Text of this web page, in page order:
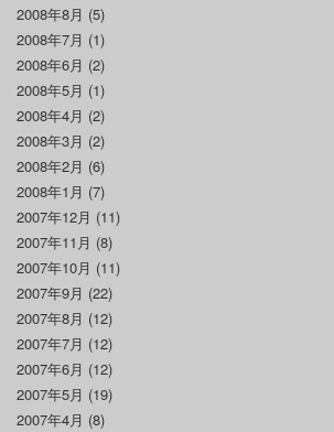
2008年8月 (5)
2008年7月 (1)
2008年6月 (2)
2008年5月 (1)
2008年4月 (2)
2008年3月 (2)
2008年2月 (6)
2008年1月 (7)
2007年12月 (11)
2007年11月 (8)
2007年10月 (11)
2007年9月 (22)
2007年8月 (12)
2007年7月 (12)
2007年6月 (12)
2007年5月 (19)
2007年4月 (8)